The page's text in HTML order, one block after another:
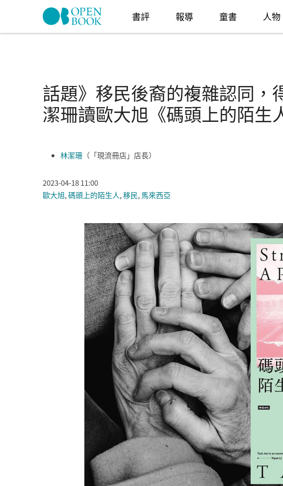
Skip to navigation
書評 報導 童書 人物
話題》移民後裔的複雜認同，
潔珊讀歐大旭《碼頭上的陌生
林潔珊 （「現流冊店」店長）
2023-04-18 11:00
歐大旭,碼頭上的陌生人,移民, 馬來西亞